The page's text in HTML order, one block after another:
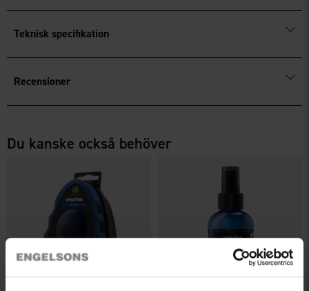
Teknisk specifikation
Recensioner
Du kanske också behöver